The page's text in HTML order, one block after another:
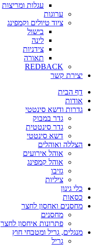
עגלות ומריצות
ערוגות
ציוד טיולים וקמפינג
בישול
לינה
צידניות
תאורה
REDBACK
יצירת קשר
דף הבית
אודות
גדרות ודשא סינטטי
גדר במבוק
גדר סינטטית
דשא סינטטי
הצללה ואוהלים
אוהל אירועים
אוהל קמפינג
גזיבו
ציליות
כלי גינון
כסאות
מחסנים ואחסון לחצר
מחסנים
פתרונות איחסון לחצר
מנגלים, גריל ומטבחי חוץ
גריל